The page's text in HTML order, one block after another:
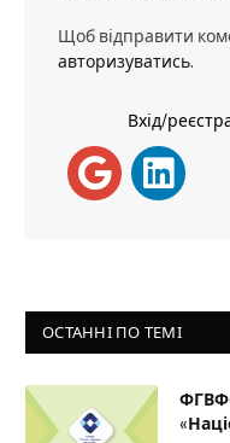
Щоб відправити
авторизуватись.
Вхід/
ОСТАННІ ПО ТЕМІ